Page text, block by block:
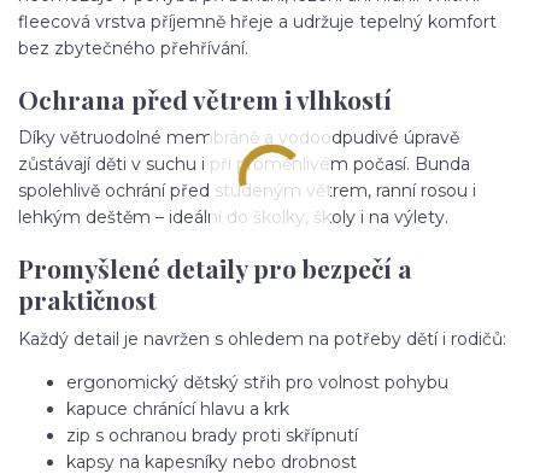
fleecová vrstva příjemně hřeje a udržuje tepelný komfort
bez zbytečného přehřívání.
Ochrana před větrem i vlhkostí
Díky větruodolné membráně a vodoodpudivé úpravě
zůstávají děti v suchu i při proměnlivém počasí. Bunda
spolehlivě ochrání před studeným větrem, ranní rosou i
lehkým deštěm – ideální do školky, školy i na výlety.
Promyšlené detaily pro bezpečí a
praktičnost
Každý detail je navržen s ohledem na potřeby dětí i rodičů:
ergonomický dětský střih pro volnost pohybu
kapuce chránící hlavu a krk
zip s ochranou brady proti skřípnutí
kapsy na kapesníky nebo drobnost